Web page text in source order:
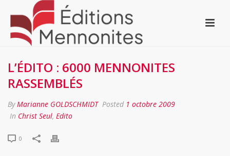
L’ÉDITO : 6000 MENNONITES
RASSEMBLÉS
ByMarianne GOLDSCHMIDT Posted 1 octobre 2009
In Christ Seul, Edito
0